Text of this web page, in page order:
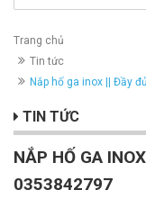
Trang chủ
Tin tức
Nắp hố ga inox || Đầy
TIN TỨC
NẮP HỐ GA
0353842797